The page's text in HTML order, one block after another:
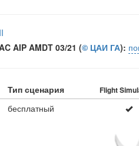
AIP AMDT 03/21 (© ЦАИ ГА):
Тип сценария Flight
бесплатный